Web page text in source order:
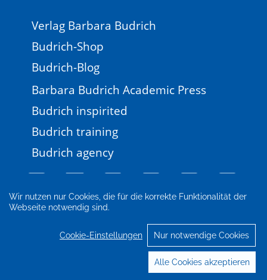
Wir nutzen nur Cookies, die für die korrekte Funktionalität der
Webseite notwendig sind.
Cookie-Einstellungen Nur notwendige Cookies
Alle Cookies akzeptieren
Verlag Barbara Budrich
Budrich-Shop
Budrich-Blog
Barbara Budrich Academic Press
Budrich inspirited
Budrich training
Budrich agency
Impressum
Datenschutz
Cookie-Einstellungen
© 2026 Verlag Barbara Budrich